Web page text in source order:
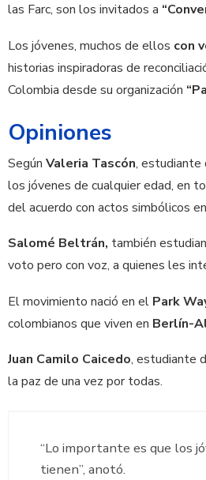
las Farc, son los invitados a
Los jóvenes, muchos de ellos con
historias inspiradoras de
Colombia desde su organización
Opiniones
SegúnValeria Tascón, estudiante
los jóvenes de cualquier edad, en
del acuerdo con actos simbólicos
Salomé Beltrán, también
voto pero con voz, a quienes les
El movimiento nació en el Park
colombianos que viven en Berlín-
Juan Camilo Caicedo, estudiante
la paz de una vez por todas.
“Lo importante es que los
tienen”, anotó.